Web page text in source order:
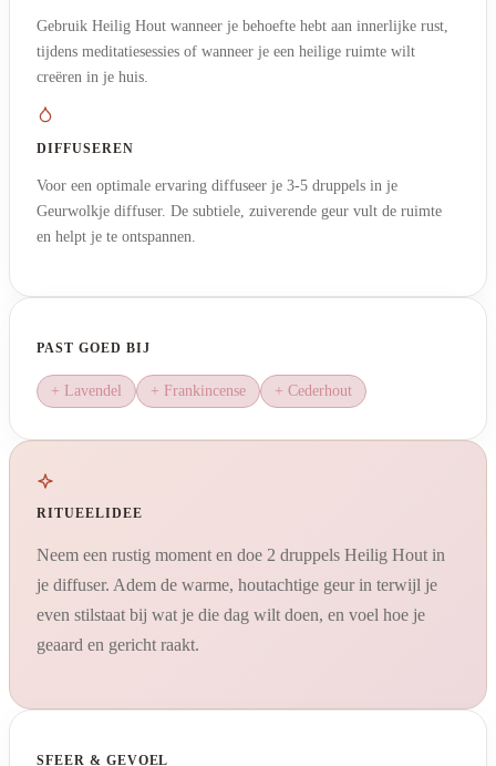
Gebruik Heilig Hout wanneer je behoefte hebt aan innerlijke rust,
tijdens meditatiesessies of wanneer je een heilige ruimte wilt
creëren in je huis.
DIFFUSEREN
Voor een optimale ervaring diffuseer je 3-5 druppels in je
Geurwolkje diffuser. De subtiele, zuiverende geur vult de ruimte
en helpt je te ontspannen.
PAST GOED BIJ
+ Lavendel + Frankincense + Cederhout
RITUEELIDEE
Neem een rustig moment en doe 2 druppels Heilig Hout in
je diffuser. Adem de warme, houtachtige geur in terwijl je
even stilstaat bij wat je die dag wilt doen, en voel hoe je
geaard en gericht raakt.
SFEER & GEVOEL